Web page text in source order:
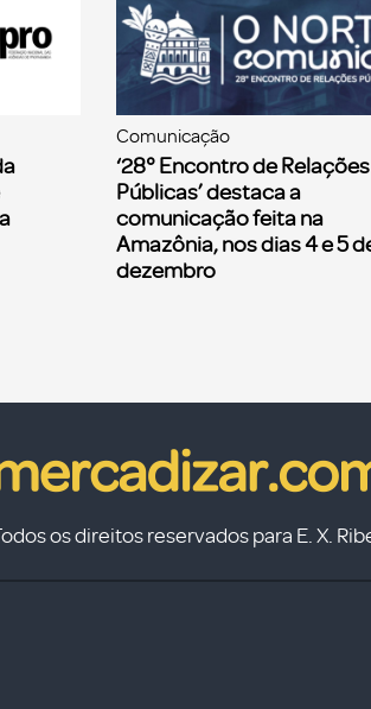
Comunicação
‘28° Encontro de Relações
Públicas’ destaca a
comunicação feita na
Amazônia, nos dias 4 e 5
dezembro
os direitos reservados para E. X.